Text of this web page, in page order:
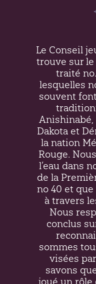
Le Conseil
trouve sur
traité
lesquelles
souvent
Anishinabé,
Dakota et
la nation
Rouge.
l’eau dans
de la
no 40 et
à travers
Nous
conclus
sommes
visées
savons
joué un rôle